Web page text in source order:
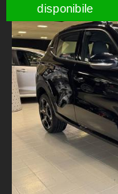
disponibile